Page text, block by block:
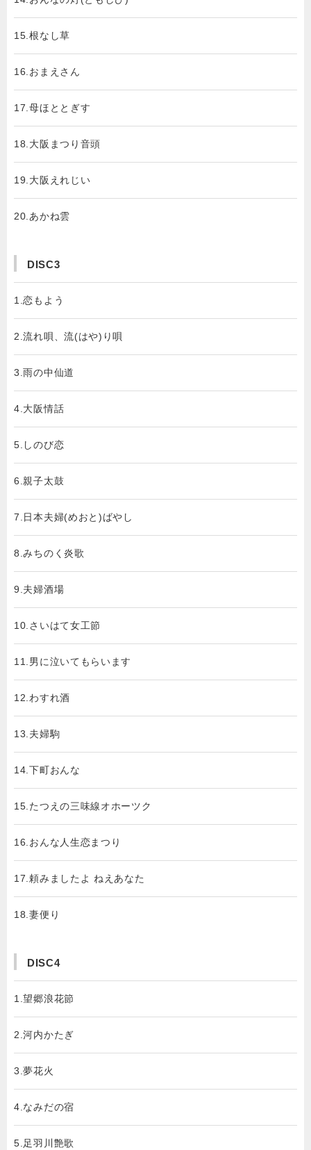
15.根なし草
16.おまえさん
17.母ほととぎす
18.大阪まつり音頭
19.大阪えれじい
20.あかね雲
DISC3
1.恋もよう
2.流れ唄、流(はや)り唄
3.雨の中仙道
4.大阪情話
5.しのび恋
6.親子太鼓
7.日本夫婦(めおと)ばやし
8.みちのく炎歌
9.夫婦酒場
10.さいはて女工節
11.男に泣いてもらいます
12.わすれ酒
13.夫婦駒
14.下町おんな
15.たつえの三味線オホーツク
16.おんな人生恋まつり
17.頼みましたよ ねえあなた
18.妻便り
DISC4
1.望郷浪花節
2.河内かたぎ
3.夢花火
4.なみだの宿
5.足羽川艶歌